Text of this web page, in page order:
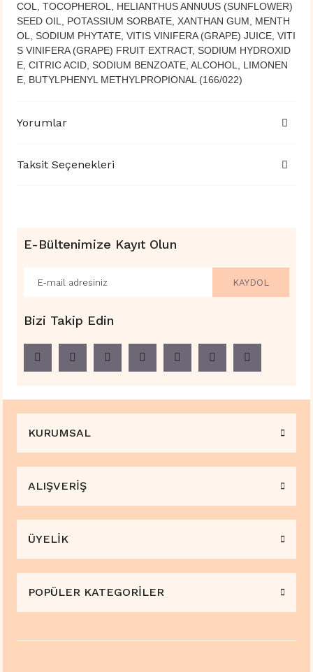
COL, TOCOPHEROL, HELIANTHUS ANNUUS (SUNFLOWER)
SEED OIL, POTASSIUM SORBATE, XANTHAN GUM, MENTH
OL, SODIUM PHYTATE, VITIS VINIFERA (GRAPE) JUICE, VITI
S VINIFERA (GRAPE) FRUIT EXTRACT, SODIUM HYDROXID
E, CITRIC ACID, SODIUM BENZOATE, ALCOHOL, LIMONEN
E, BUTYLPHENYL METHYLPROPIONAL (166/022)
Yorumlar
Taksit Seçenekleri
E-Bültenimize Kayıt Olun
KAYDOL
Bizi Takip Edin
KURUMSAL
ALIŞVERİŞ
ÜYELİK
POPÜLER KATEGORİLER